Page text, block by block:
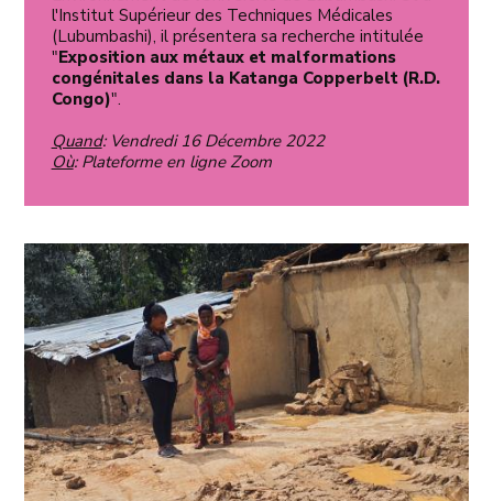
l'Institut Supérieur des Techniques Médicales
(Lubumbashi), il présentera sa recherche intitulée
"Exposition aux métaux et malformations
congénitales dans la Katanga Copperbelt (R.D.
Congo)".
Quand: Vendredi 16 Décembre 2022
Où: Plateforme en ligne Zoom